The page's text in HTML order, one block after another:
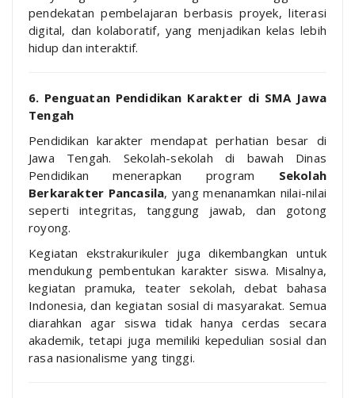
pendekatan pembelajaran berbasis proyek, literasi
digital, dan kolaboratif, yang menjadikan kelas lebih
hidup dan interaktif.
6. Penguatan Pendidikan Karakter di SMA Jawa
Tengah
Pendidikan karakter mendapat perhatian besar di
Jawa Tengah. Sekolah-sekolah di bawah Dinas
Pendidikan menerapkan program Sekolah
Berkarakter Pancasila, yang menanamkan nilai-nilai
seperti integritas, tanggung jawab, dan gotong
royong.
Kegiatan ekstrakurikuler juga dikembangkan untuk
mendukung pembentukan karakter siswa. Misalnya,
kegiatan pramuka, teater sekolah, debat bahasa
Indonesia, dan kegiatan sosial di masyarakat. Semua
diarahkan agar siswa tidak hanya cerdas secara
akademik, tetapi juga memiliki kepedulian sosial dan
rasa nasionalisme yang tinggi.